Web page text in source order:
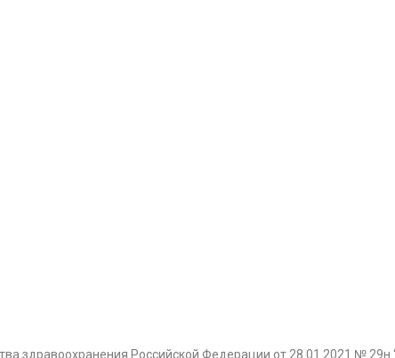
здравоохранения Российской Федерации от 28.01.2021 №